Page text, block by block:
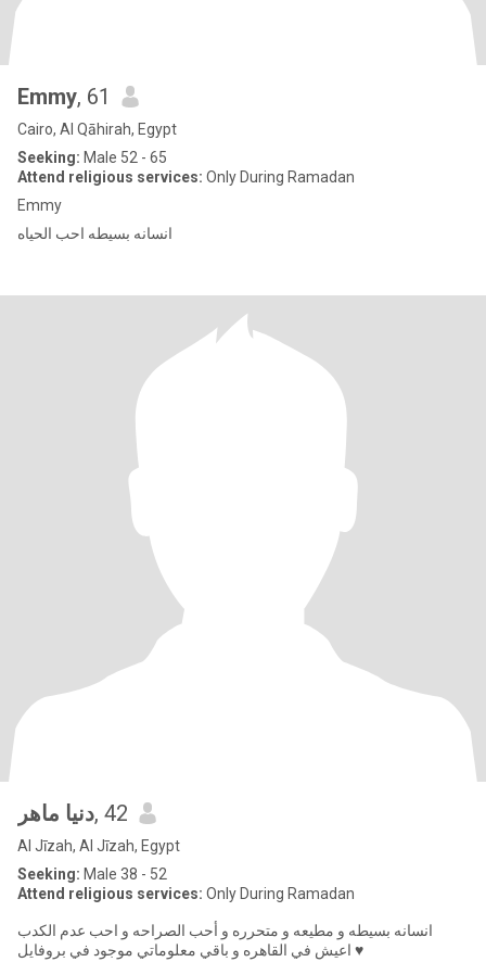
Emmy, 61
Cairo, Al Qāhirah, Egypt
Seeking: Male 52 - 65
Attend religious services: Only During Ramadan
Emmy
انسانه بسيطه احب الحياه
دنيا ماهر, 42
Al Jīzah, Al Jīzah, Egypt
Seeking: Male 38 - 52
Attend religious services: Only During Ramadan
انسانه بسيطه و مطيعه و متحرره و أحب الصراحه و احب عدم الكدب
اعيش في القاهره و باقي معلوماتي موجود في بروفايل ♥️